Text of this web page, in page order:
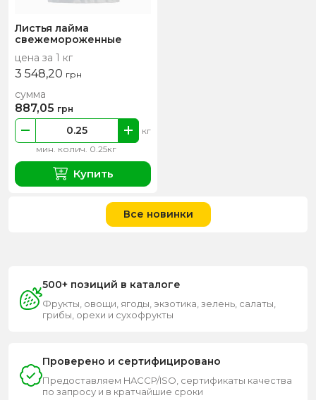
Листья лайма
свежемороженные
цена за 1 кг
3 548,20 грн
мин. колич. 0.25кг
кг
сумма
887,05 грн
Купить
Все новинки
500+ позиций в каталоге
Фрукты, овощи, ягоды, экзотика, зелень, салаты,
грибы, орехи и сухофрукты
Проверено и сертифицировано
Предоставляем HACCP/ISO, сертификаты качества
по запросу и в кратчайшие сроки